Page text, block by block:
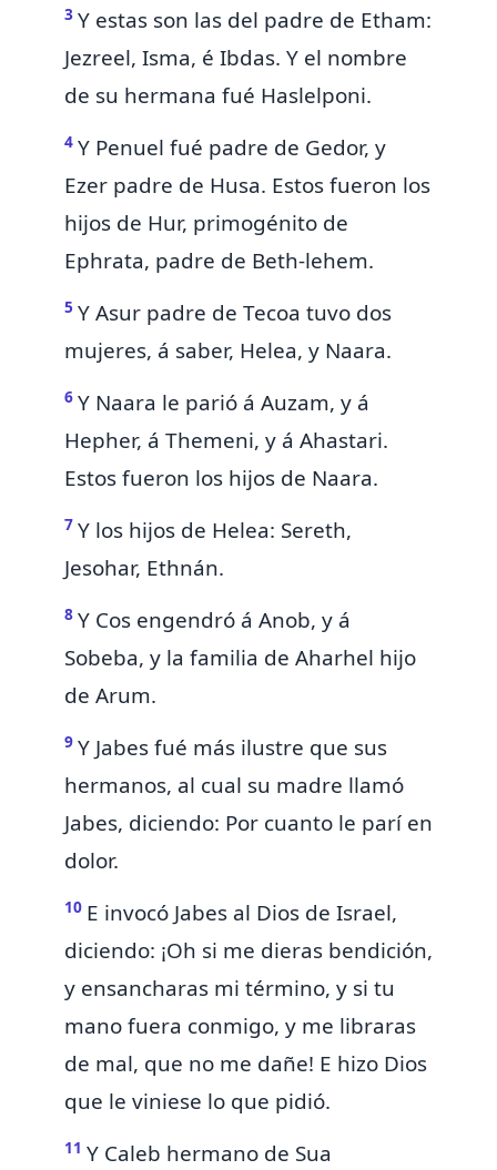
3 Y estas son las del padre de Etham:
Jezreel, Isma, é Ibdas. Y el nombre
de su hermana fué Haslelponi.
4 Y Penuel fué padre de Gedor, y
Ezer padre de Husa. Estos fueron los
hijos de Hur, primogénito de
Ephrata, padre de Beth-lehem.
5 Y Asur padre de Tecoa tuvo dos
mujeres, á saber, Helea, y Naara.
6 Y Naara le parió á Auzam, y á
Hepher, á Themeni, y á Ahastari.
Estos fueron los hijos de Naara.
7 Y los hijos de Helea: Sereth,
Jesohar, Ethnán.
8 Y Cos engendró á Anob, y á
Sobeba, y la familia de Aharhel hijo
de Arum.
9 Y Jabes fué más ilustre que sus
hermanos, al cual su madre llamó
Jabes, diciendo: Por cuanto le parí en
dolor.
10 E invocó Jabes al Dios de Israel,
diciendo: ¡Oh si me dieras bendición,
y ensancharas mi término, y si tu
mano fuera conmigo, y me libraras
de mal, que no me dañe! E hizo Dios
que le viniese lo que pidió.
11 Y Caleb hermano de Sua